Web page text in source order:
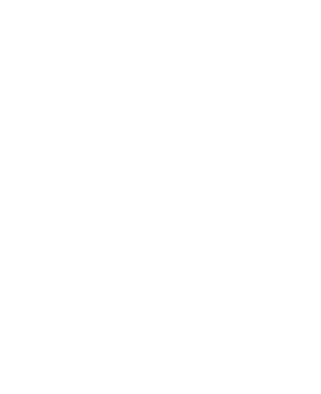
空氣品質資料請開啟